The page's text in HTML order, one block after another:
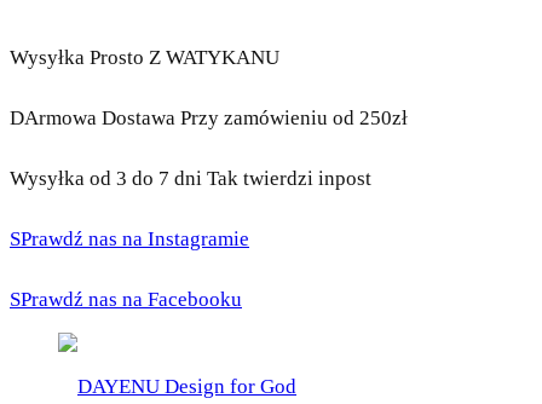
Wysyłka Prosto Z WATYKANU
DArmowa Dostawa Przy zamówieniu od 250zł
Wysyłka od 3 do 7 dni Tak twierdzi inpost
SPrawdź nas na Instagramie
SPrawdź nas na Facebooku